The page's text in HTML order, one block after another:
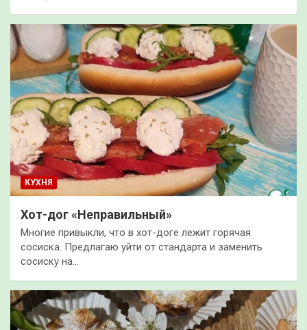
КУХНЯ
Хот-дог «Неправильный»
Многие привыкли, что в хот-доге лежит горячая
сосиска. Предлагаю уйти от стандарта и заменить
сосиску на…